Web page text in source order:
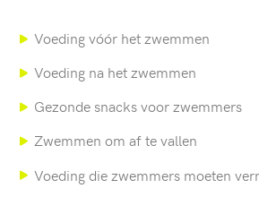
Voeding vóór het zwemmen
Voeding na het zwemmen
Gezonde snacks voor zwemmers
Zwemmen om af te vallen
Voeding die zwemmers moeten